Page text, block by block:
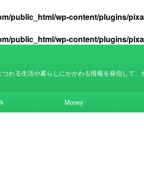
public_html/wp-content/plugins/
public_html/wp-content/plugins/
わる生活や暮らしにかかわる情報を発信して
Money